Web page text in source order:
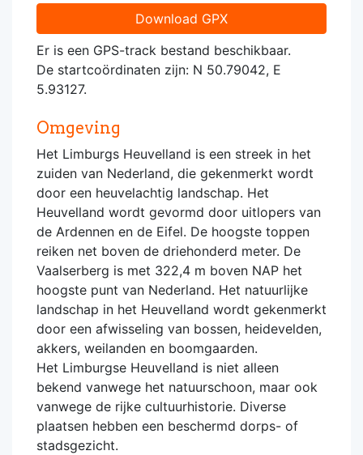
Download GPX
Er is een GPS-track bestand beschikbaar.
De startcoördinaten zijn: N 50.79042, E
5.93127.
Omgeving
Het Limburgs Heuvelland is een streek in het
zuiden van Nederland, die gekenmerkt wordt
door een heuvelachtig landschap. Het
Heuvelland wordt gevormd door uitlopers van
de Ardennen en de Eifel. De hoogste toppen
reiken net boven de driehonderd meter. De
Vaalserberg is met 322,4 m boven NAP het
hoogste punt van Nederland. Het natuurlijke
landschap in het Heuvelland wordt gekenmerkt
door een afwisseling van bossen, heidevelden,
akkers, weilanden en boomgaarden.
Het Limburgse Heuvelland is niet alleen
bekend vanwege het natuurschoon, maar ook
vanwege de rijke cultuurhistorie. Diverse
plaatsen hebben een beschermd dorps- of
stadsgezicht.